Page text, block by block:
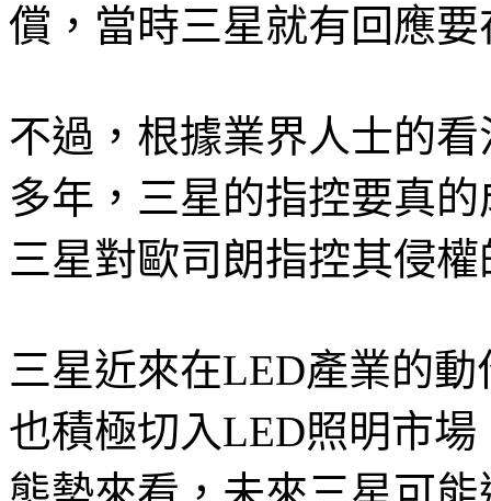
償，當時三星就有回應
不過，根據業界人士的
多年，三星的指控要真
三星對歐司朗指控其侵
三星近來在LED產業的
也積極切入LED照明市